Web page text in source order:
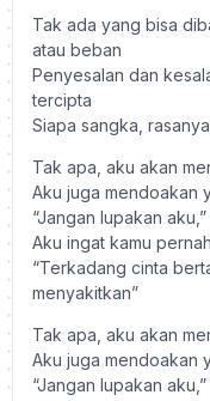
Tak ada yang bisa
atau beban
Penyesalan dan
tercipta
Siapa sangka,
Tak apa, aku akan
Aku juga mendoakan
“Jangan lupakan
Aku ingat kamu
“Terkadang cinta
menyakitkan”
Tak apa, aku akan
Aku juga mendoakan
“Jangan lupakan